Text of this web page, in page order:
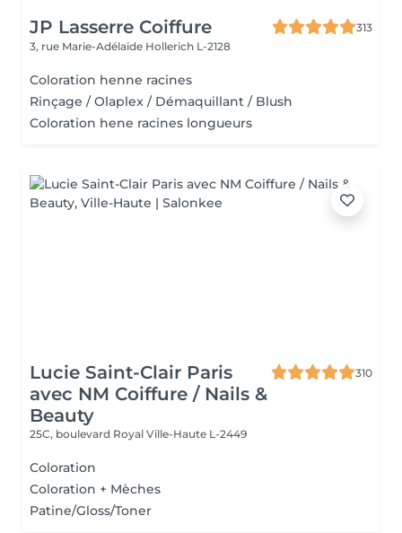
JP Lasserre Coiffure
313
3, rue Marie-Adélaïde Hollerich L-2128
Coloration henne racines
Rinçage / Olaplex / Démaquillant / Blush
Coloration hene racines longueurs
Lucie Saint-Clair Paris
avec NM Coiffure / Nails &
Beauty
310
25C, boulevard Royal Ville-Haute L-2449
Coloration
Coloration + Mèches
Patine/Gloss/Toner